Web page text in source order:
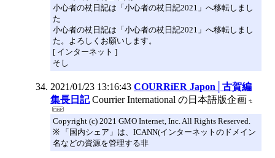
小心者の杖日記は「小心者の杖日記2021」へ移転しまし
た
小心者の杖日記は「小心者の杖日記2021」へ移転しまし
た。よろしくお願いします。
[ インターネット ]
そし
2021/01/23 13:16:43 COURRiER Japon│古賀編
集長日記 Courrier International の日本語版企画
Copyright (c) 2021 GMO Internet, Inc. All Rights Reserved.
※ 「国内シェア」は、ICANN(インターネットのドメイン
名などの資源を管理する非